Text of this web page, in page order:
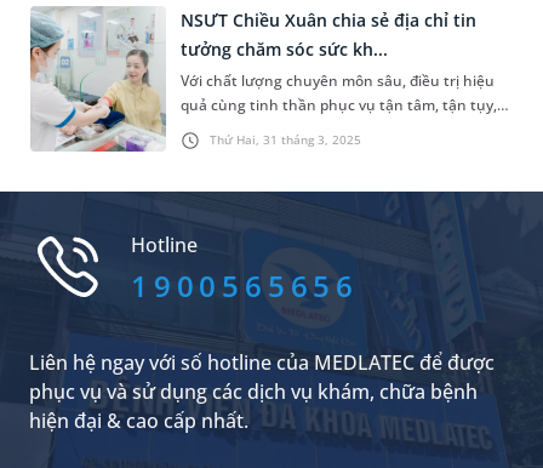
phương pháp chẩn đoán, điều trị giúp phát
hiện sớm và ngăn ngừa các biến chứng nguy
hiểm. Hiện nay, MEDLATEC là một trong những
đơn vị y tế áp dụng đa dạng kỹ thuật chuyên
sâu chẩn đoán, điều trị bệnh lý tiêu hóa được
đông đảo người dân lựa chọn.
Thứ Hai, 31 tháng 3, 2025
NSƯT Chiều Xuân chia sẻ địa chỉ tin
tưởng chăm sóc sức kh...
Với chất lượng chuyên môn sâu, điều trị hiệu
quả cùng tinh thần phục vụ tận tâm, tận tụy,
Bệnh viện Đa khoa MEDLATEC trở thành cơ sở
y tế tin cậy được gia đình NSƯT Chiều Xuân gửi
Hotline
1900565656
Liên hệ ngay với số hotline của MEDLATEC để được
phục vụ và sử dụng các dịch vụ khám, chữa bệnh
hiện đại & cao cấp nhất.